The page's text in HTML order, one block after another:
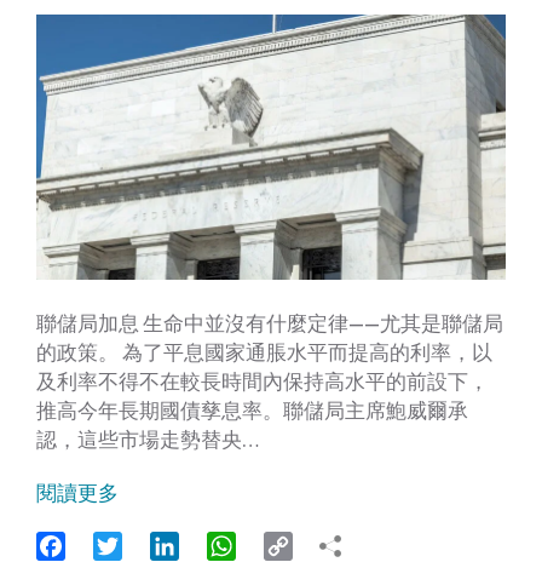
聯儲局加息 生命中並沒有什麼定律——尤其是聯儲局
的政策。 為了平息國家通脹水平而提高的利率，以
及利率不得不在較長時間內保持高水平的前設下，
推高今年長期國債孳息率。聯儲局主席鮑威爾承
認，這些市場走勢替央…
閱讀更多
FacebookTwitter LinkedIn WhatsApp
Copy